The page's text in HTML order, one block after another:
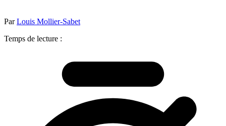
ParLouis Mollier-Sabet
Temps de lecture :